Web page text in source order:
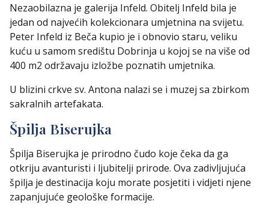
Nezaobilazna je galerija Infeld. Obitelj Infeld bila je
jedan od najvećih kolekcionara umjetnina na svijetu.
Peter Infeld iz Beča kupio je i obnovio staru, veliku
kuću u samom središtu Dobrinja u kojoj se na više od
400 m2 održavaju izložbe poznatih umjetnika.
U blizini crkve sv. Antona nalazi se i muzej sa zbirkom
sakralnih artefakata.
Špilja Biserujka
Špilja Biserujka je prirodno čudo koje čeka da ga
otkriju avanturisti i ljubitelji prirode. Ova zadivljujuća
špilja je destinacija koju morate posjetiti i vidjeti njene
zapanjujuće geološke formacije.